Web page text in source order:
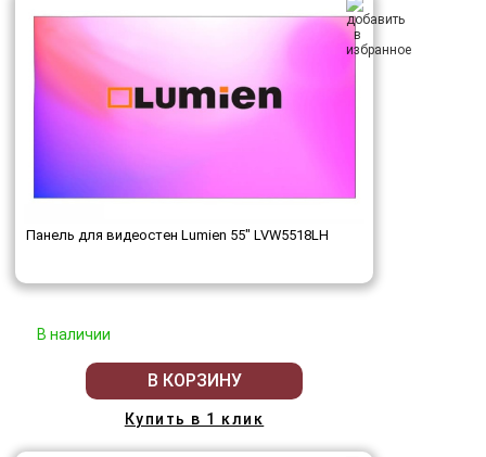
Панель для видеостен Lumien 55" LVW5518LH
В наличии
В КОРЗИНУ
Купить в 1 клик